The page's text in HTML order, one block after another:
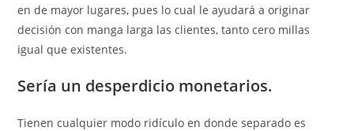
en de mayor lugares, pues lo cual le ayudará a originar
decisión con manga larga las clientes, tanto cero millas
igual que existentes.
Serí­a un desperdicio monetarios.
Tienen cualquier modo ridículo en donde separado es